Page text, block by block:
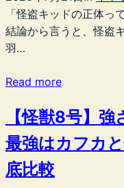
「怪盗キッドの正体っ
結論から言うと、怪盗
羽…
Read more
【怪獣8号】
最強はカフカ
底比較